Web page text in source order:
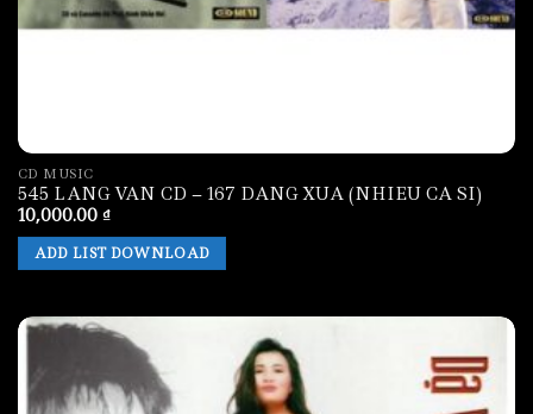
CD MUSIC
545 LANG VAN CD – 167 DANG XUA (NHIEU CA SI)
10,000.00 ₫
ADD LIST DOWNLOAD